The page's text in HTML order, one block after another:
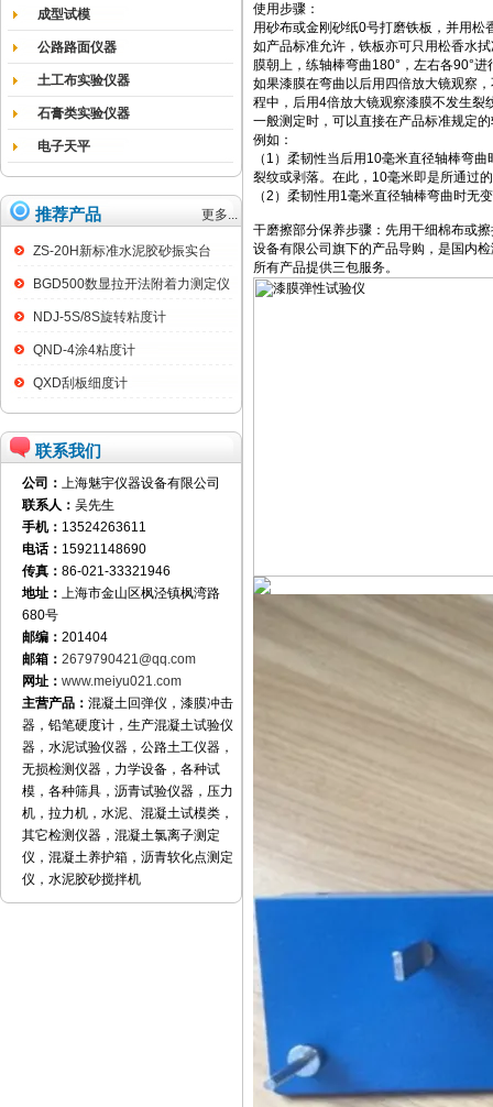
成型试模
公路路面仪器
土工布实验仪器
石膏类实验仪器
电子天平
推荐产品 更多...
ZS-20H新标准水泥胶砂振实台
BGD500数显拉开法附着力测定仪
NDJ-5S/8S旋转粘度计
QND-4涂4粘度计
QXD刮板细度计
联系我们
公司： 上海魅宇仪器设备有限公司
联系人： 吴先生
手机： 13524263611
电话： 15921148690
传真： 86-021-33321946
地址： 上海市金山区枫泾镇枫湾路
680号
邮编： 201404
邮箱： 2679790421@qq.com
网址： www.meiyu021.com
主营产品： 混凝土回弹仪，漆膜冲击
器，铅笔硬度计，生产混凝土试验仪
器，水泥试验仪器，公路土工仪器，
无损检测仪器，力学设备，各种试
模，各种筛具，沥青试验仪器，压力
机，拉力机，水泥、混凝土试模类，
其它检测仪器，混凝土氯离子测定
仪，混凝土养护箱，沥青软化点测定
仪，水泥胶砂搅拌机
使用步骤：
用砂布或金刚砂纸0号打磨铁板，并用
如产品标准允许，铁板亦可只用松香水
膜朝上，练轴棒弯曲180°，左右各90°
如果漆膜在弯曲以后用四倍放大镜观察
程中，后用4倍放大镜观察漆膜不发生裂
一般测定时，可以直接在产品标准规定
例如：
（1）柔韧性当后用10毫米直径轴棒弯
裂纹或剥落。在此，10毫米即是所通过
（2）柔韧性用1毫米直径轴棒弯曲时无
干磨擦部分保养步骤：先用干细棉布或
设备有限公司旗下的产品导购，是国内
所有产品提供三包服务。